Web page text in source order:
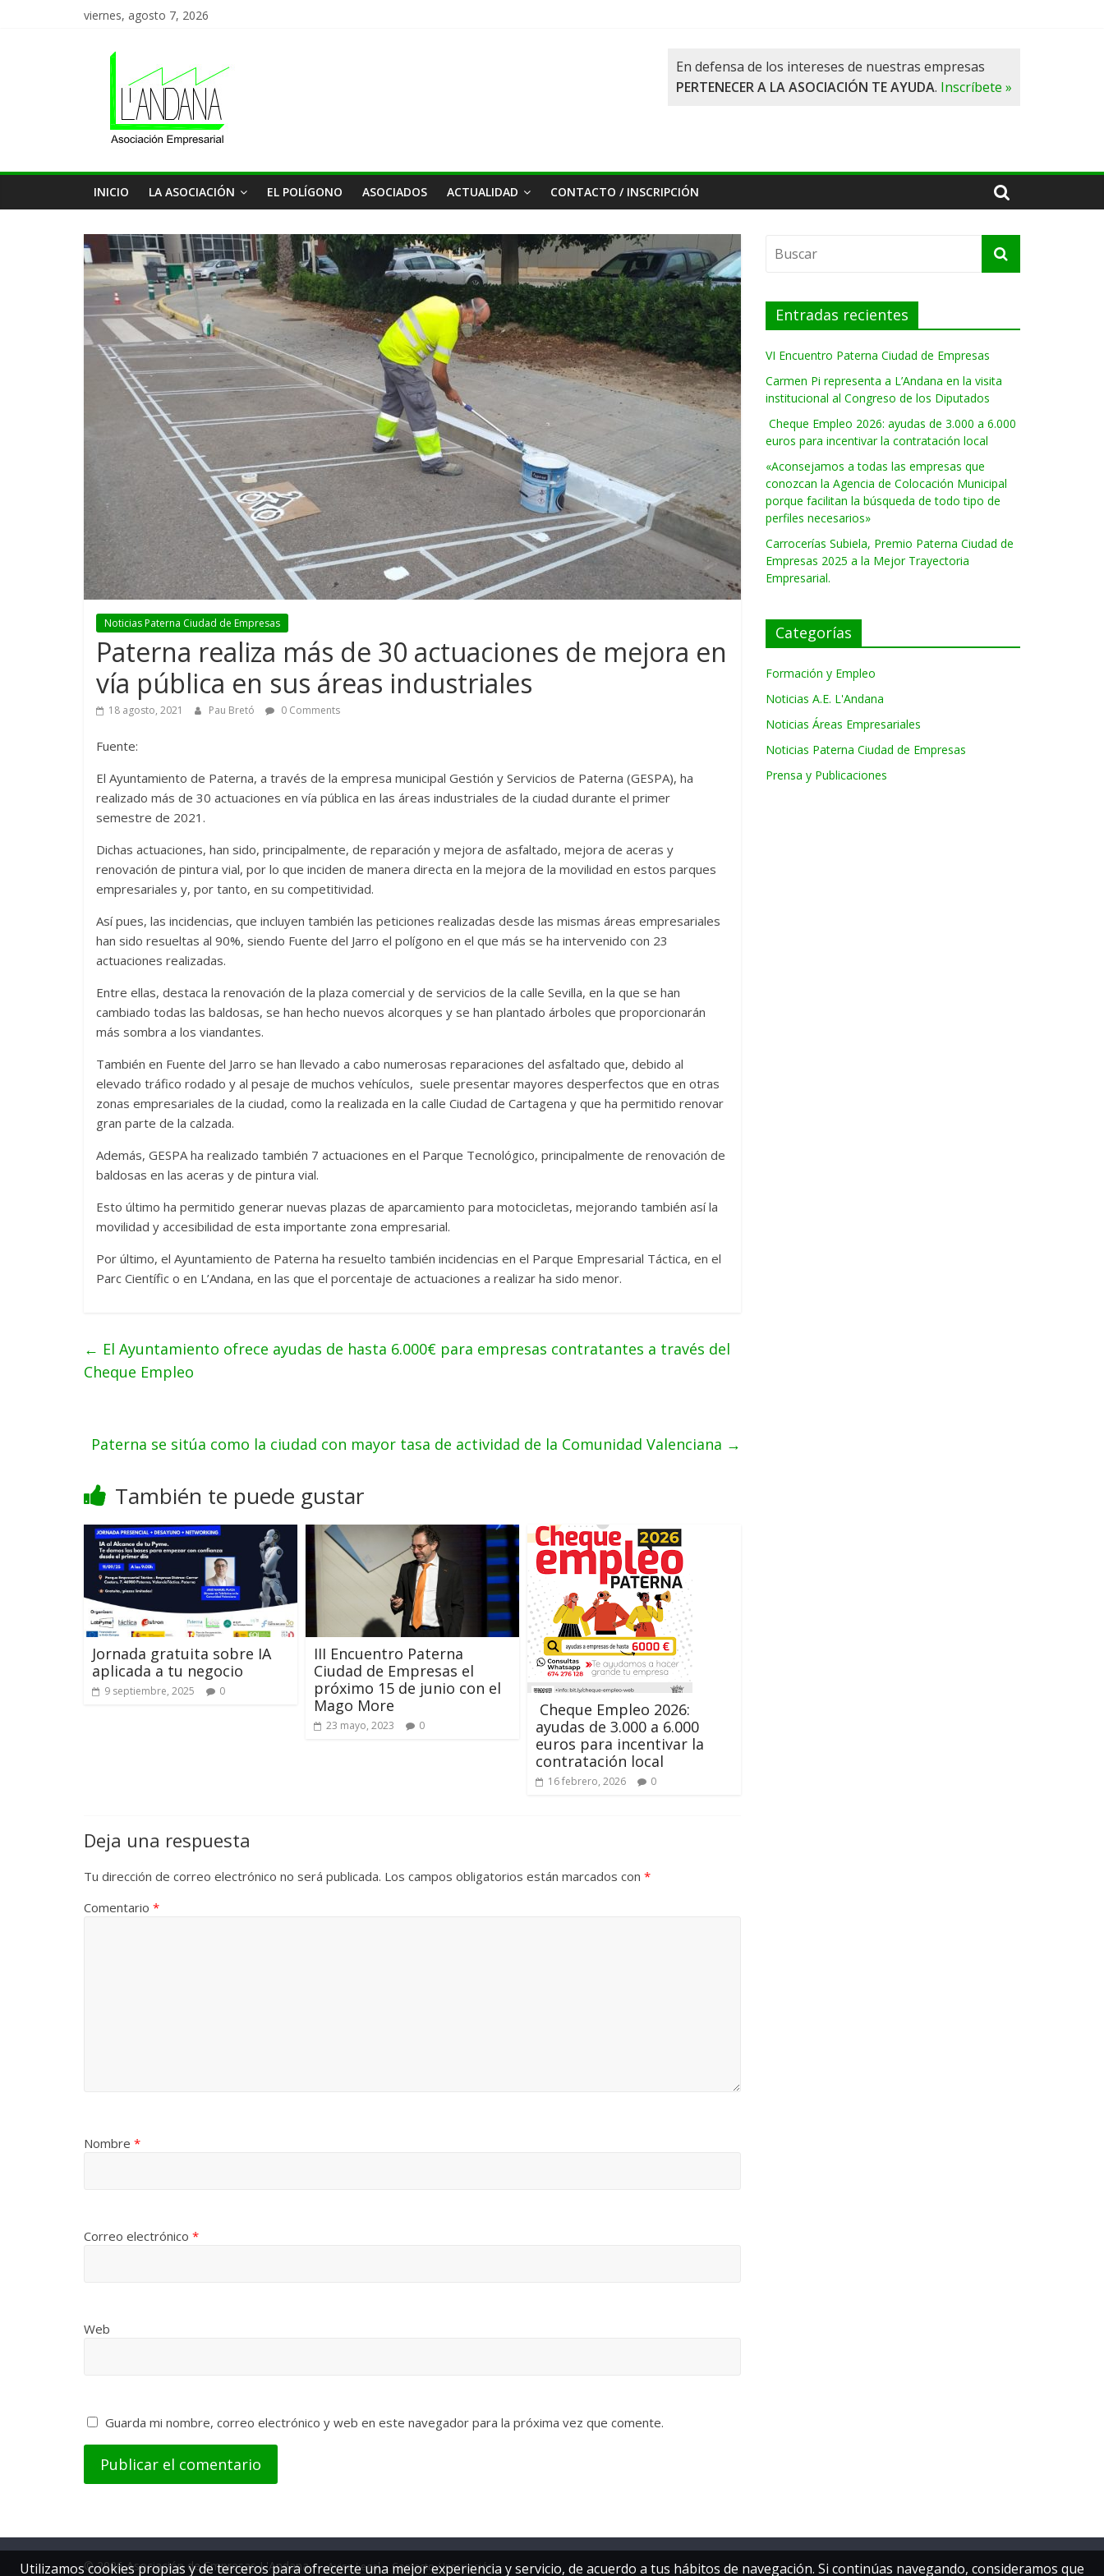
viernes, agosto 7, 2026
Asociación
de
Empresas
L'Andana
En defensa de los intereses de nuestras empresas
PERTENECER A LA ASOCIACIÓN TE AYUDA. Inscríbete »
INICIO LA ASOCIACIÓN EL POLÍGONO ASOCIADOS ACTUALIDAD CONTACTO / INSCRIPCIÓN
Noticias Paterna Ciudad de Empresas
Paterna realiza más de 30 actuaciones de mejora en
vía pública en sus áreas industriales
18 agosto, 2021 Pau Bretó 0 Comments
Fuente:
El Ayuntamiento de Paterna, a través de la empresa municipal Gestión y Servicios de Paterna (GESPA), ha
realizado más de 30 actuaciones en vía pública en las áreas industriales de la ciudad durante el primer
semestre de 2021.
Dichas actuaciones, han sido, principalmente, de reparación y mejora de asfaltado, mejora de aceras y
renovación de pintura vial, por lo que inciden de manera directa en la mejora de la movilidad en estos parques
empresariales y, por tanto, en su competitividad.
Así pues, las incidencias, que incluyen también las peticiones realizadas desde las mismas áreas empresariales
han sido resueltas al 90%, siendo Fuente del Jarro el polígono en el que más se ha intervenido con 23
actuaciones realizadas.
Entre ellas, destaca la renovación de la plaza comercial y de servicios de la calle Sevilla, en la que se han
cambiado todas las baldosas, se han hecho nuevos alcorques y se han plantado árboles que proporcionarán
más sombra a los viandantes.
También en Fuente del Jarro se han llevado a cabo numerosas reparaciones del asfaltado que, debido al
elevado tráfico rodado y al pesaje de muchos vehículos, suele presentar mayores desperfectos que en otras
zonas empresariales de la ciudad, como la realizada en la calle Ciudad de Cartagena y que ha permitido renovar
gran parte de la calzada.
Además, GESPA ha realizado también 7 actuaciones en el Parque Tecnológico, principalmente de renovación de
baldosas en las aceras y de pintura vial.
Esto último ha permitido generar nuevas plazas de aparcamiento para motocicletas, mejorando también así la
movilidad y accesibilidad de esta importante zona empresarial.
Por último, el Ayuntamiento de Paterna ha resuelto también incidencias en el Parque Empresarial Táctica, en el
Parc Científic o en L’Andana, en las que el porcentaje de actuaciones a realizar ha sido menor.
← El Ayuntamiento ofrece ayudas de hasta 6.000€ para empresas contratantes a través del
Cheque Empleo
Paterna se sitúa como la ciudad con mayor tasa de actividad de la Comunidad Valenciana →
También te puede gustar
Jornada gratuita sobre IA
aplicada a tu negocio
9 septiembre, 2025 0
III Encuentro Paterna
Ciudad de Empresas el
próximo 15 de junio con el
Mago More
23 mayo, 2023 0
Cheque Empleo 2026:
ayudas de 3.000 a 6.000
euros para incentivar la
contratación local
16 febrero, 2026 0
Deja una respuesta
Tu dirección de correo electrónico no será publicada. Los campos obligatorios están marcados con *
Comentario *
Nombre *
Correo electrónico *
Web
Guarda mi nombre, correo electrónico y web en este navegador para la próxima vez que comente.
Entradas recientes
VI Encuentro Paterna Ciudad de Empresas
Carmen Pi representa a L’Andana en la visita
institucional al Congreso de los Diputados
Cheque Empleo 2026: ayudas de 3.000 a 6.000
euros para incentivar la contratación local
«Aconsejamos a todas las empresas que
conozcan la Agencia de Colocación Municipal
porque facilitan la búsqueda de todo tipo de
perfiles necesarios»
Carrocerías Subiela, Premio Paterna Ciudad de
Empresas 2025 a la Mejor Trayectoria
Empresarial.
Categorías
Formación y Empleo
Noticias A.E. L'Andana
Noticias Áreas Empresariales
Noticias Paterna Ciudad de Empresas
Prensa y Publicaciones
© 2026 Asociación de Empresas L'Andana - Aviso Legal Contacto / Inscripción
Utilizamos cookies propias y de terceros para ofrecerte una mejor experiencia y servicio, de acuerdo a tus hábitos de navegación. Si continúas navegando, consideramos que